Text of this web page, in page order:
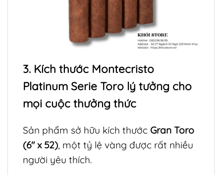
3. Kích thước Montecristo
Platinum Serie Toro lý tưởng cho
mọi cuộc thưởng thức
Sản phẩm sở hữu kích thước Gran Toro
(6″ x 52), một tỷ lệ vàng được rất nhiều
người yêu thích.